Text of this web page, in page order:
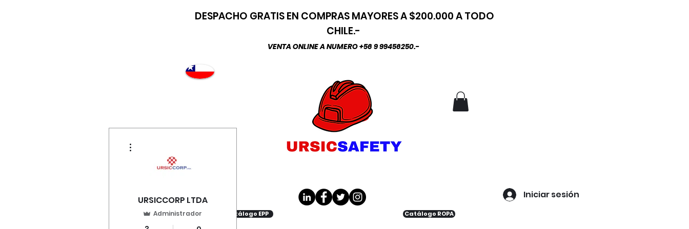
DESPACHO GRATIS EN COMPRAS MAYORES A $200.000 A TODO
CHILE.-
VENTA ONLINE A NUMERO +56 9 99456250.-
Atención
con nosotros
Iniciar sesión
Catálogo EPP Catálogo ROPA
URSICCORP LTDA
Administrador